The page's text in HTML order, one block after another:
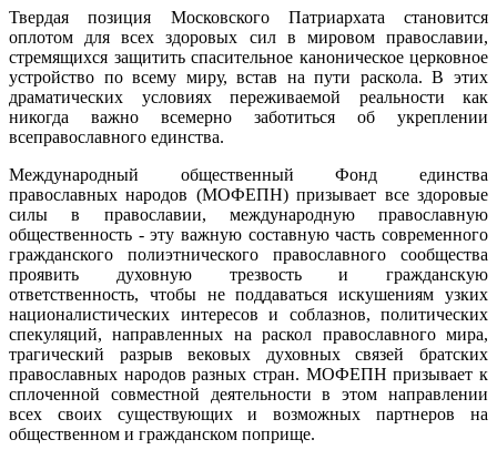
Твердая позиция Московского Патриархата становится
оплотом для всех здоровых сил в мировом православии,
стремящихся защитить спасительное каноническое церковное
устройство по всему миру, встав на пути раскола. В этих
драматических условиях переживаемой реальности как
никогда важно всемерно заботиться об укреплении
всеправославного единства.
Международный общественный Фонд единства
православных народов (МОФЕПН) призывает все здоровые
силы в православии, международную православную
общественность - эту важную составную часть современного
гражданского полиэтнического православного сообщества
проявить духовную трезвость и гражданскую
ответственность, чтобы не поддаваться искушениям узких
националистических интересов и соблазнов, политических
спекуляций, направленных на раскол православного мира,
трагический разрыв вековых духовных связей братских
православных народов разных стран. МОФЕПН призывает к
сплоченной совместной деятельности в этом направлении
всех своих существующих и возможных партнеров на
общественном и гражданском поприще.